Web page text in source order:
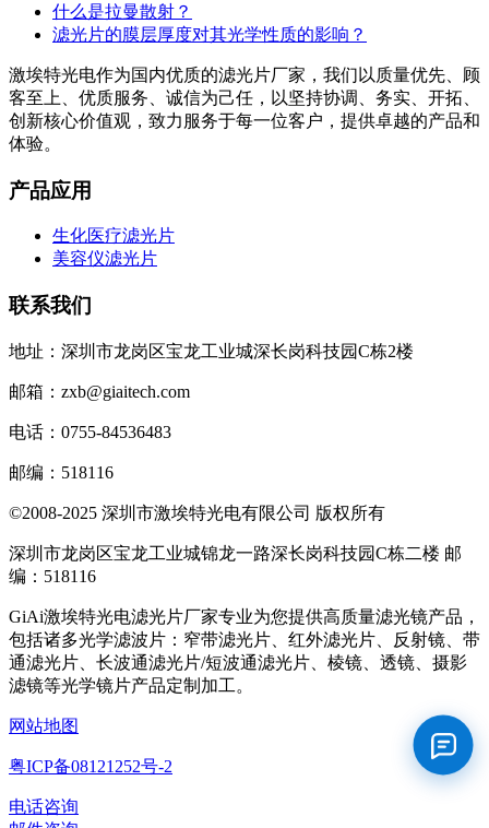
什么是拉曼散射？
滤光片的膜层厚度对其光学性质的影响？
激埃特光电作为国内优质的滤光片厂家，我们以质量优先、顾
客至上、优质服务、诚信为己任，以坚持协调、务实、开拓、
创新核心价值观，致力服务于每一位客户，提供卓越的产品和
体验。
产品应用
生化医疗滤光片
美容仪滤光片
联系我们
地址：深圳市龙岗区宝龙工业城深长岗科技园C栋2楼
邮箱：zxb@giaitech.com
电话：0755-84536483
邮编：518116
©2008-2025 深圳市激埃特光电有限公司 版权所有
深圳市龙岗区宝龙工业城锦龙一路深长岗科技园C栋二楼 邮
编：518116
GiAi激埃特光电滤光片厂家专业为您提供高质量滤光镜产品，
包括诸多光学滤波片：窄带滤光片、红外滤光片、反射镜、带
通滤光片、长波通滤光片/短波通滤光片、棱镜、透镜、摄影
滤镜等光学镜片产品定制加工。
网站地图
粤ICP备08121252号-2
电话咨询